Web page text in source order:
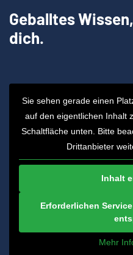
Geballtes
dich.
Sie sehen gerade einen
auf den eigentlichen Inhalt
Schaltfläche unten. Bitte
Drittanbieter
Inhalt
Erforderlichen
Mehr